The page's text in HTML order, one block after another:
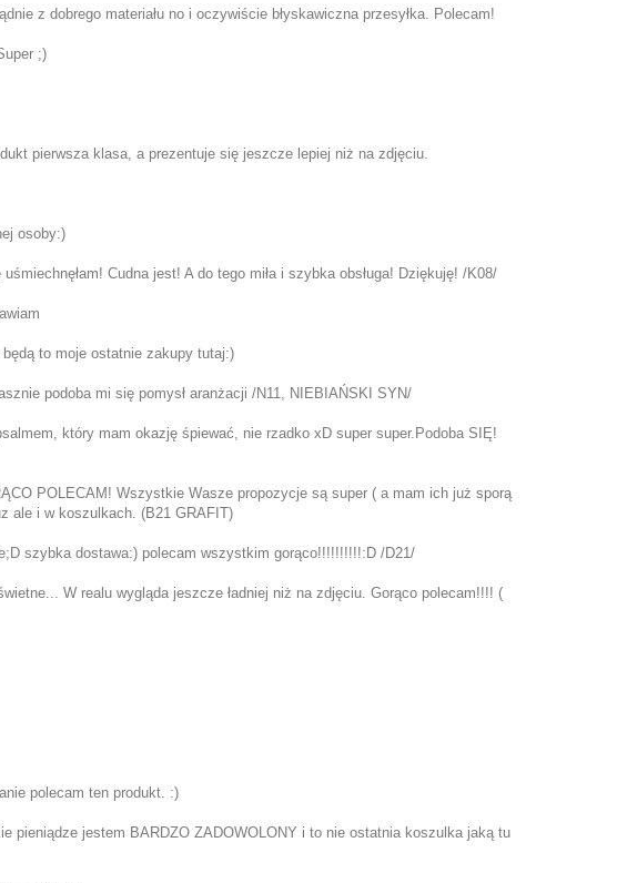
z dobrego materiału no i oczywiście błyskawiczna przesyłka. Polecam!
;)
pierwsza klasa, a prezentuje się jeszcze lepiej niż na zdjęciu.
osoby:)
Cudna jest! A do tego miła i szybka obsługa! Dziękuję! /K08/
to moje ostatnie zakupy tutaj:)
podoba mi się pomysł aranżacji /N11, NIEBIAŃSKI SYN/
który mam okazję śpiewać, nie rzadko xD super super.Podoba SIĘ!
POLECAM! Wszystkie Wasze propozycje są super ( a mam ich już sporą
ale i w koszulkach. (B21 GRAFIT)
szybka dostawa:) polecam wszystkim gorąco!!!!!!!!!!:D /D21/
W realu wygląda jeszcze ładniej niż na zdjęciu. Gorąco polecam!!!! (
polecam ten produkt. :)
pieniądze jestem BARDZO ZADOWOLONY i to nie ostatnia koszulka jaką tu